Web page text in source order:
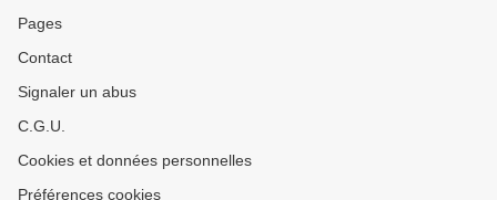
Pages
Contact
Signaler un abus
C.G.U.
Cookies et données personnelles
Préférences cookies